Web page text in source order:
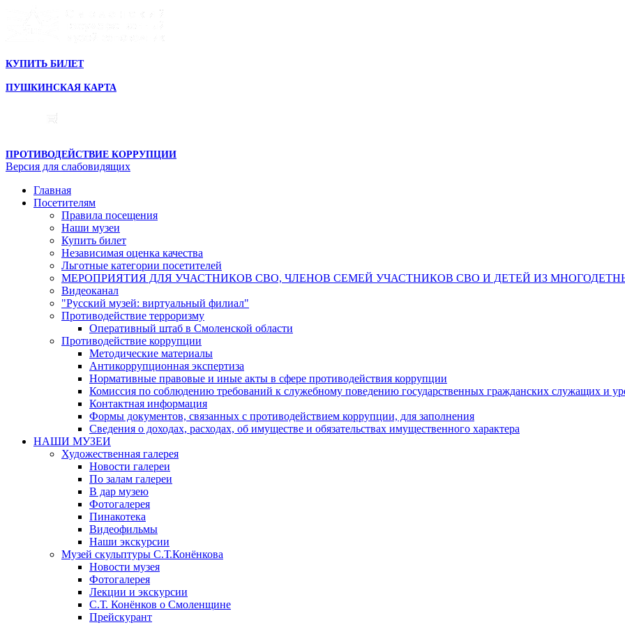
КУПИТЬ БИЛЕТ
ПУШКИНСКАЯ КАРТА
ПРОТИВОДЕЙСТВИЕ КОРРУПЦИИ
Версия для слабовидящих
Главная
Посетителям
Правила посещения
Наши музеи
Купить билет
Независимая оценка качества
Льготные категории посетителей
МЕРОПРИЯТИЯ ДЛЯ УЧАСТНИКОВ СВО, ЧЛЕНОВ СЕМЕЙ УЧАСТНИКОВ СВО И ДЕТЕЙ ИЗ
Видеоканал
"Русский музей: виртуальный филиал"
Противодействие терроризму
Оперативный штаб в Смоленской области
Противодействие коррупции
Методические материалы
Антикоррупционная экспертиза
Нормативные правовые и иные акты в сфере противодействия коррупции
Комиссия по соблюдению требований к служебному поведению государственных гражданских служащих и
Контактная информация
Формы документов, связанных с противодействием коррупции, для заполнения
Сведения о доходах, расходах, об имуществе и обязательствах имущественного характера
НАШИ МУЗЕИ
Художественная галерея
Новости галереи
По залам галереи
В дар музею
Фотогалерея
Пинакотека
Видеофильмы
Наши экскурсии
Музей скульптуры С.Т.Конёнкова
Новости музея
Фотогалерея
Лекции и экскурсии
С.Т. Конёнков о Смоленщине
Прейскурант